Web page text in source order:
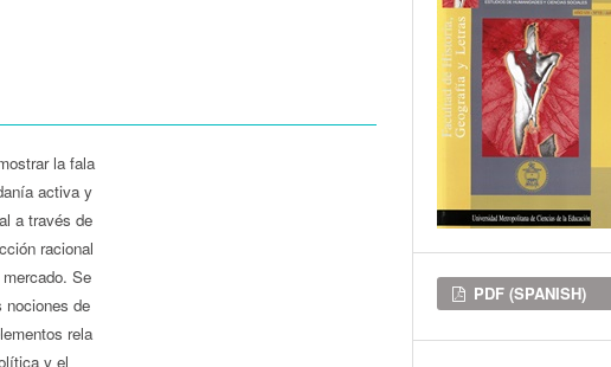
la fala­
activa y
a través de
racional
Se
nociones de
rela­
y el
Downloads
PDF (SPANISH)